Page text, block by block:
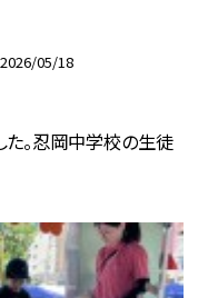
2026/05/18
。忍岡中学校の生徒